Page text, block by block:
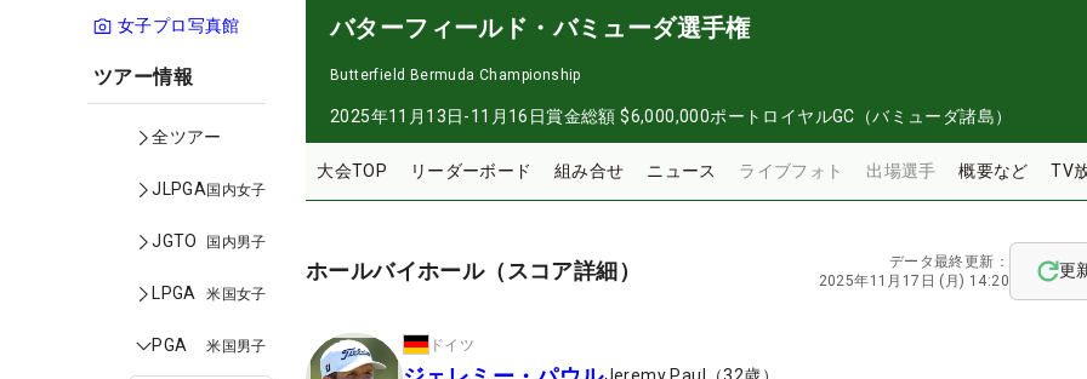
女子プロ写真館
ツアー情報
全ツアー
JLPGA国内女子
JGTO 国内男子
LPGA 米国女子
PGA 米国男子
バターフィールド・バミューダ選手権
Butterfield Bermuda Championship
2025年11月13日-11月16日賞金総額 $6,000,000ポートロイヤルGC（バミューダ諸島）
大会TOP リーダーボード 組み合せ ニュース ライブフォト 出場選手 概要など TV
ホールバイホール（スコア詳細）
データ最終更新：
2025年11月17日 (月) 14:20
更
ドイツ